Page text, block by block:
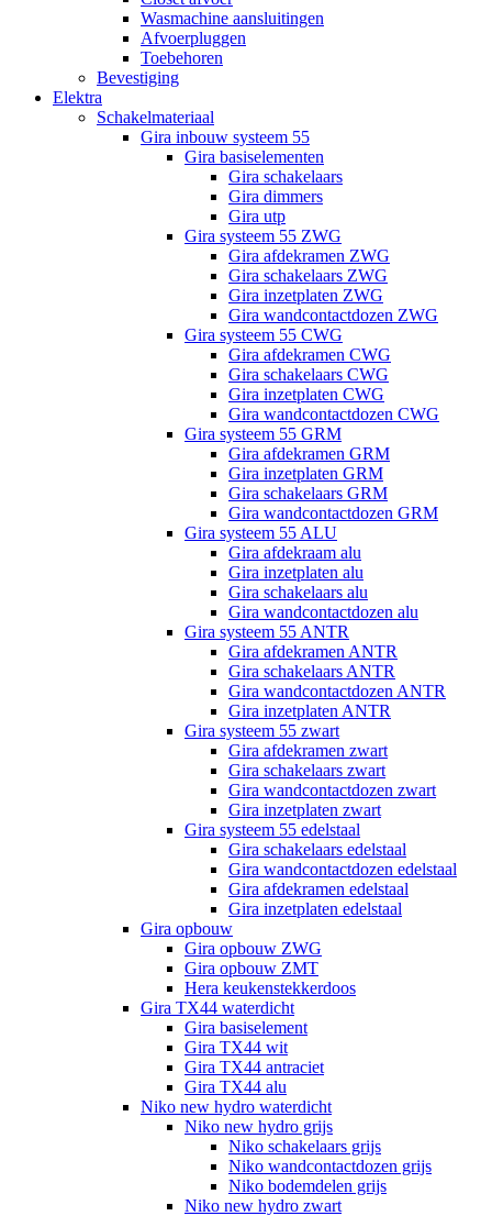
Wasmachine aansluitingen
Afvoerpluggen
Toebehoren
Bevestiging
Elektra
Schakelmateriaal
Gira inbouw systeem 55
Gira basiselementen
Gira schakelaars
Gira dimmers
Gira utp
Gira systeem 55 ZWG
Gira afdekramen ZWG
Gira schakelaars ZWG
Gira inzetplaten ZWG
Gira wandcontactdozen ZWG
Gira systeem 55 CWG
Gira afdekramen CWG
Gira schakelaars CWG
Gira inzetplaten CWG
Gira wandcontactdozen CWG
Gira systeem 55 GRM
Gira afdekramen GRM
Gira inzetplaten GRM
Gira schakelaars GRM
Gira wandcontactdozen GRM
Gira systeem 55 ALU
Gira afdekraam alu
Gira inzetplaten alu
Gira schakelaars alu
Gira wandcontactdozen alu
Gira systeem 55 ANTR
Gira afdekramen ANTR
Gira schakelaars ANTR
Gira wandcontactdozen ANTR
Gira inzetplaten ANTR
Gira systeem 55 zwart
Gira afdekramen zwart
Gira schakelaars zwart
Gira wandcontactdozen zwart
Gira inzetplaten zwart
Gira systeem 55 edelstaal
Gira schakelaars edelstaal
Gira wandcontactdozen edelstaal
Gira afdekramen edelstaal
Gira inzetplaten edelstaal
Gira opbouw
Gira opbouw ZWG
Gira opbouw ZMT
Hera keukenstekkerdoos
Gira TX44 waterdicht
Gira basiselement
Gira TX44 wit
Gira TX44 antraciet
Gira TX44 alu
Niko new hydro waterdicht
Niko new hydro grijs
Niko schakelaars grijs
Niko wandcontactdozen grijs
Niko bodemdelen grijs
Niko new hydro zwart